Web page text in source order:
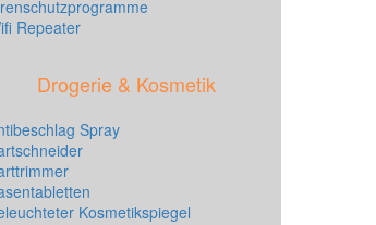
Repeater
Drogerie & Kosmetik
Spray
Kosmetikspiegel